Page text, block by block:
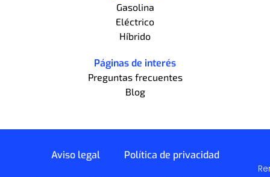
Gasolina
Eléctrico
Híbrido
Páginas de interés
Preguntas frecuentes
Blog
Aviso legal Política de privacidad